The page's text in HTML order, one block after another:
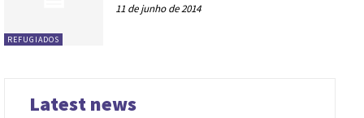
REFUGIADOS
11 de junho de 2014
Latest news